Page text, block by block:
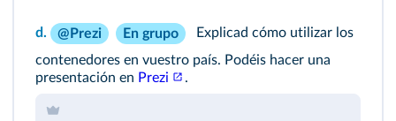
d. @Prezi En grupo
Explicad cómo utilizar los
contenedores en vuestro país. Podéis hacer una
presentación en Prezi .